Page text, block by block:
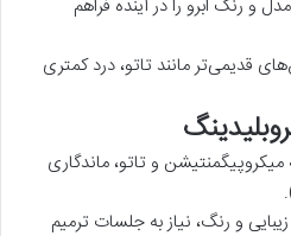
و رنگ ابرو را در آینده فراهم
قدیمی‌تر مانند تاتو، درد کمتری
و تاتو، ماندگاری
و رنگ، نیاز به جلسات ترمیم